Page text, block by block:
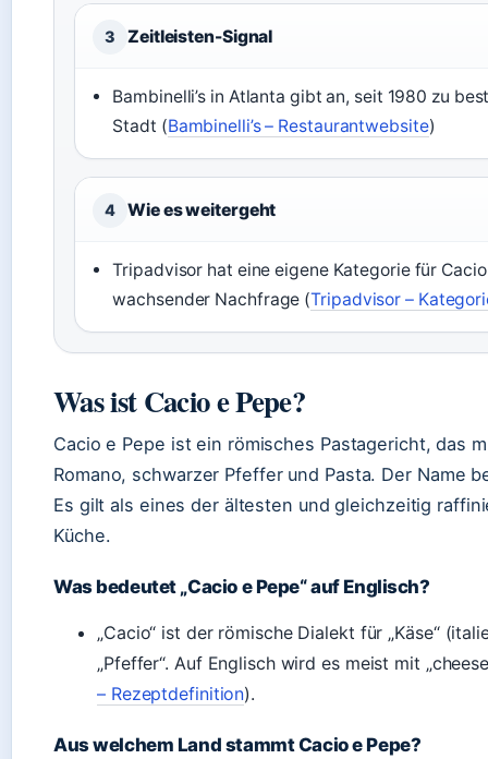
3 Zeitleisten-Signal
Bambinelli’s in Atlanta gibt an, seit 1980 zu
Stadt (Bambinelli’s – Restaurantwebsite)
4 Wie es weitergeht
Tripadvisor hat eine eigene Kategorie für
wachsender Nachfrage (Tripadvisor –
Was ist Cacio e Pepe?
Cacio e Pepe ist ein römisches Pastagericht, das
Romano, schwarzer Pfeffer und Pasta. Der Name
Es gilt als eines der ältesten und gleichzeitig
Küche.
Was bedeutet „Cacio e Pepe“ auf Englisch?
„Cacio“ ist der römische Dialekt für „Käse“
„Pfeffer“. Auf Englisch wird es meist mit
– Rezeptdefinition).
Aus welchem Land stammt Cacio e Pepe?